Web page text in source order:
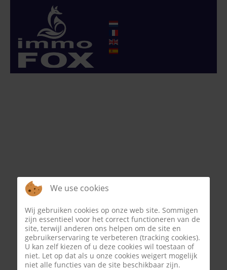
We use cookies
Wij gebruiken cookies op onze web site. Sommigen
zijn essentieel voor het correct functioneren van de
site, terwijl anderen ons helpen om de site en
gebruikerservaring te verbeteren (tracking cookies).
U kan zelf kiezen of u deze cookies wil toestaan of
niet. Let op dat als u onze cookies weigert mogelijk
niet alle functies van de site beschikbaar zijn.